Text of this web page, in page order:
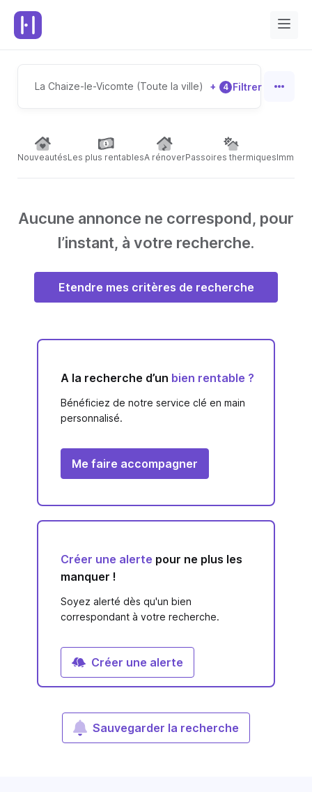
La Chaize-le-Vicomte (Toute la ville) + 4 Filtrer
NouveautésLes plus rentablesA rénoverPassoires thermiques
Aucune annonce ne correspond, pour
l’instant, à votre recherche.
Etendre mes critères de recherche
A la recherche d’un bien rentable ?
Bénéficiez de notre service clé en main
personnalisé.
Me faire accompagner
Créer une alerte pour ne plus les
manquer !
Soyez alerté dès qu'un bien
correspondant à votre recherche.
Créer une alerte
Sauvegarder la recherche